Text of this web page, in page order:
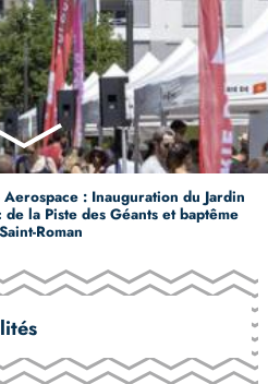
Aerospace : Inauguration du Jardin
la Piste des Géants et baptême
Roman